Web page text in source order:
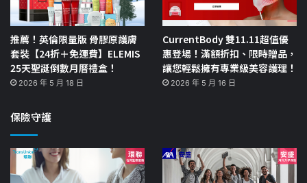
推薦！英倫限量版 骨膠原護膚
套裝【24折＋免運費】ELEMIS
25天聖誕倒數月曆禮盒！
2026 年 5 月 18 日
CurrentBody 雙11.11超值優
惠登場！滿額折扣、限時贈品，
讓您輕鬆擁有專業級美容護理！
2026 年 5 月 16 日
保險守護